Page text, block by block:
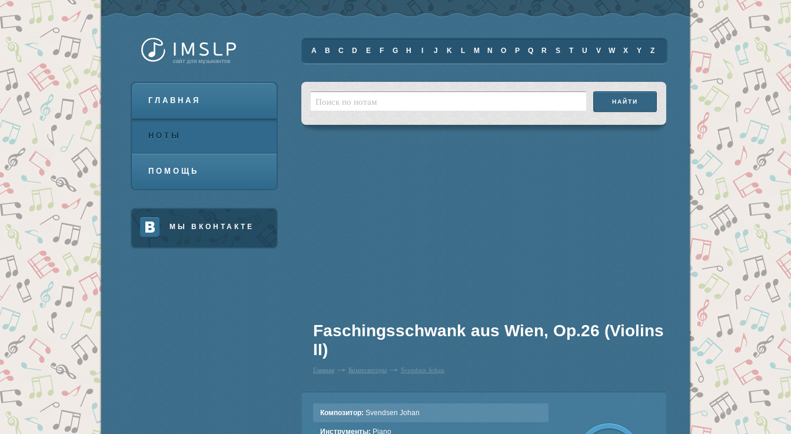
ГЛАВНАЯ
НОТЫ
ПОМОЩЬ
МЫ ВКОНТАКТЕ
A B C D E F G H J K L M N O P Q R S T U V W X Y Z
Faschingsschwank aus Wien, Op.26 (Violins
II)
Главная Композиторы Svendsen Johan
Композитор: Svendsen Johan
Инструменты: Piano